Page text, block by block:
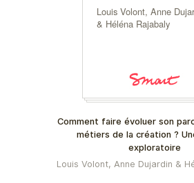
Louis Volont, Anne
& Héléna Rajabaly
Comment faire évoluer son
métiers de la création ?
exploratoire
Louis Volont, Anne Dujardin &